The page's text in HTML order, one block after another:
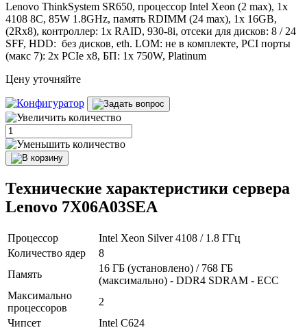
Lenovo ThinkSystem SR650, процессор Intel Xeon (2 max), 1x
4108 8C, 85W 1.8GHz, память RDIMM (24 max), 1x 16GB,
(2Rx8), контроллер: 1x RAID, 930-8i, отсеки для дисков: 8 / 24
SFF, HDD: без дисков, eth. LOM: не в комплекте, PCI порты
(макс 7): 2x PCIe x8, БП: 1x 750W, Platinum
Цену уточняйте
Технические характеристики сервера
Lenovo 7X06A03SEA
Процессор
Intel Xeon Silver 4108 / 1.8 ГГц
Количество ядер
8
Память
16 ГБ (установлено) / 768 ГБ
(максимально) - DDR4 SDRAM - ECC
Максимально
процессоров
2
Чипсет
Intel C624